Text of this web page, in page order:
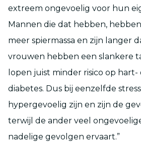
extreem ongevoelig voor hun
Mannen die dat hebben,
meer spiermassa en zijn langer
vrouwen hebben een slankere
lopen juist minder risico op
diabetes. Dus bij eenzelfde
hypergevoelig zijn en zijn de
terwijl de ander veel
nadelige gevolgen ervaart.”